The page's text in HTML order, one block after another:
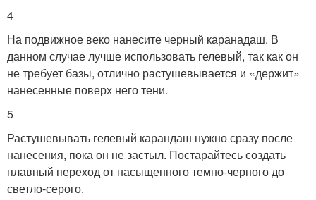
4
На подвижное веко нанесите черный каранадаш. В
данном случае лучше использовать гелевый, так как он
не требует базы, отлично растушевывается и «держит»
нанесенные поверх него тени.
5
Растушевывать гелевый карандаш нужно сразу после
нанесения, пока он не застыл. Постарайтесь создать
плавный переход от насыщенного темно-черного до
светло-серого.